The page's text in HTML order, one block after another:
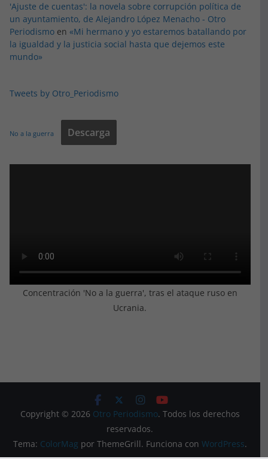
'Ajuste de cuentas': la novela sobre corrupción política de
un ayuntamiento, de Alejandro López Menacho - Otro
Periodismo en «Mi hermano y yo estaremos batallando por
la igualdad y la justicia social hasta que dejemos este
mundo»
Tweets by Otro_Periodismo
No a la guerra Descarga
Concentración 'No a la guerra', tras el ataque ruso en
Ucrania.
Copyright © 2026 Otro Periodismo. Todos los derechos
reservados.
Tema: ColorMag por ThemeGrill. Funciona con WordPress.